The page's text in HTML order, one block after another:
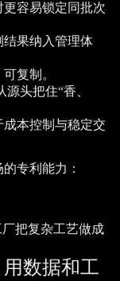
更容易锁定同批次
结果纳入管理体
复制。
源头把住“香、
本控制与稳定交
专利能力：
把复杂工艺做成
数据和工